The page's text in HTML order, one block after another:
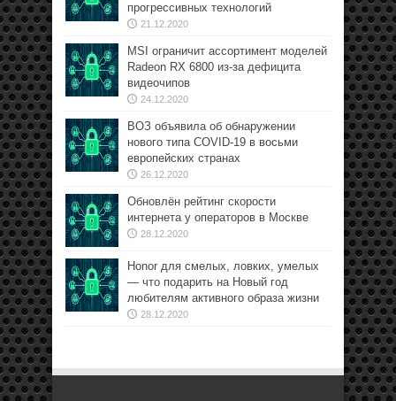
прогрессивных технологий
21.12.2020
MSI ограничит ассортимент моделей
Radeon RX 6800 из-за дефицита
видеочипов
24.12.2020
ВОЗ объявила об обнаружении
нового типа COVID-19 в восьми
европейских странах
26.12.2020
Обновлён рейтинг скорости
интернета у операторов в Москве
28.12.2020
Honor для смелых, ловких, умелых
— что подарить на Новый год
любителям активного образа жизни
28.12.2020